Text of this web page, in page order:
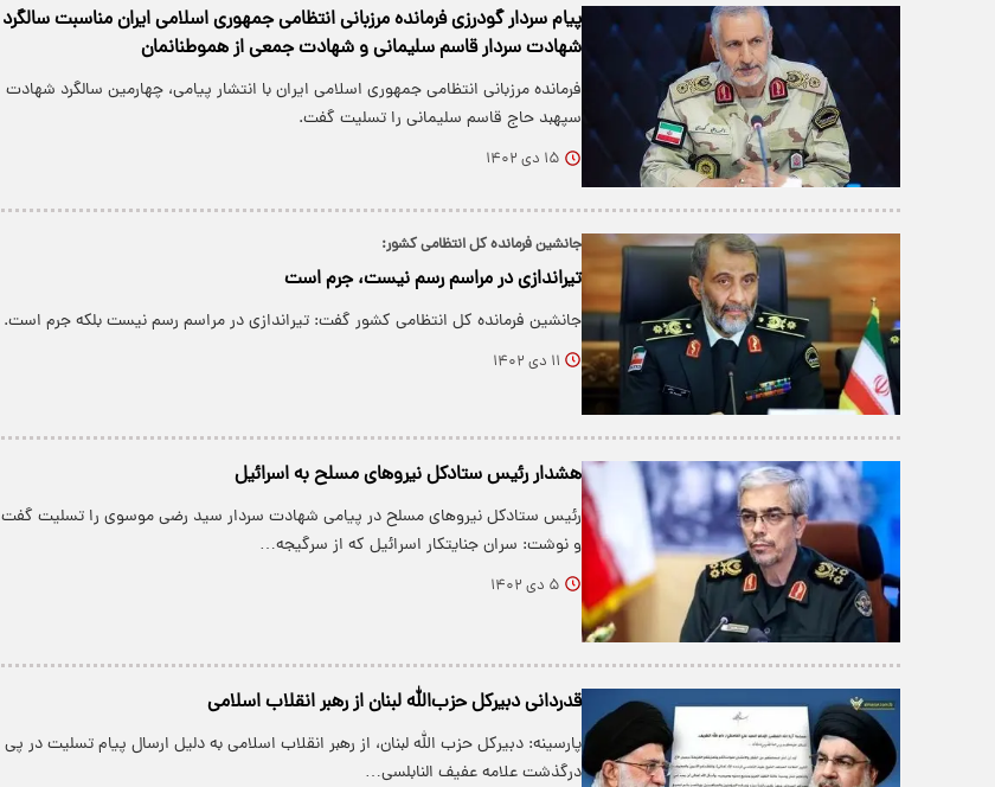
پیام سردار گودرزی فرمانده مرزبانی انتظامی جمهوری اسلامی ایران مناسبت سالگرد
شهادت سردار قاسم سلیمانی و شهادت جمعی از هموطنانمان
فرمانده مرزبانی انتظامی جمهوری اسلامی ایران با انتشار پیامی، چهارمین سالگرد شهادت
سپهبد حاج قاسم سلیمانی را تسلیت گفت.
۱۵ دی ۱۴۰۲
جانشین فرمانده کل انتظامی کشور:
تیراندازی در مراسم رسم نیست، جرم است
جانشین فرمانده کل انتظامی کشور گفت: تیراندازی در مراسم رسم نیست بلکه جرم است.
۱۱ دی ۱۴۰۲
هشدار رئیس ستادکل نیروهای مسلح به اسرائیل
رئیس ستادکل نیروهای مسلح در پیامی شهادت سردار سید رضی موسوی را تسلیت گفت
و نوشت: سران جنایتکار اسرائیل که از سرگیجه…
۵ دی ۱۴۰۲
قدردانی دبیرکل حزب‌الله لبنان از رهبر انقلاب اسلامی
پارسینه: دبیرکل حزب الله لبنان، از رهبر انقلاب اسلامی به دلیل ارسال پیام تسلیت در پی
درگذشت علامه عفیف النابلسی…